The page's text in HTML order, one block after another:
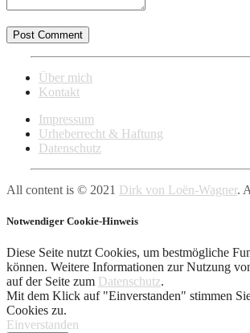
Über mich
Kontakt
Impressum
Urheberrecht & Haftung
Datenschutz
All content is © 2021 Dirk von Loën-Wagner.
Notwendiger Cookie-Hinweis
Diese Seite nutzt Cookies, um bestmögliche
können. Weitere Informationen zur Nutzung
auf der Seite zum Datenschutz.
Mit dem Klick auf "Einverstanden" stimmen
Cookies zu.
Einverstanden